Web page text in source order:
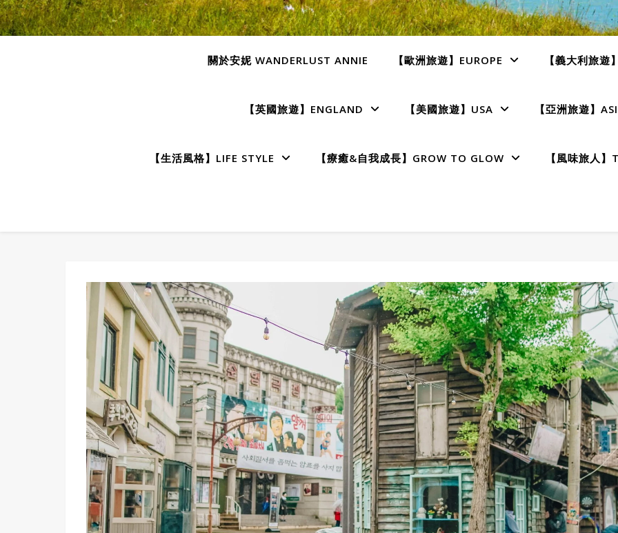
關於安妮 WANDERLUST ANNIE 【歐洲旅遊】EUROPE 【義大利旅遊
【英國旅遊】ENGLAND 【美國旅遊】USA 【亞洲旅遊】
【生活風格】LIFE STYLE 【療癒&自我成長】GROW TO GLOW 【風味旅人】